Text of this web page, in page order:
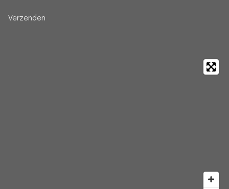
Verzenden